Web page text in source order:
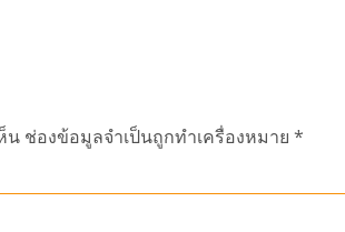
น ช่องข้อมูลจำเป็นถูกทำเครื่องหมาย *